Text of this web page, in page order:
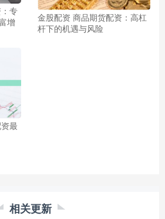
专
增
金股配资 商品期货配资：高杠
杆下的机遇与风险
最
相关更新